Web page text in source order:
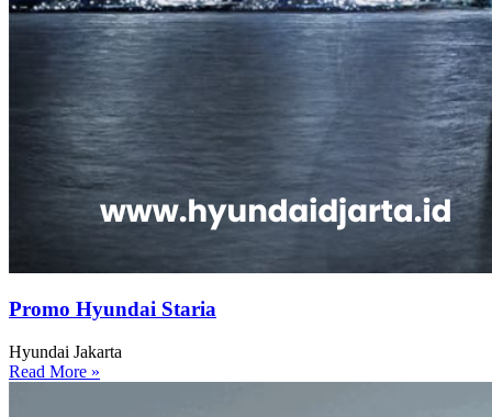
Promo Hyundai Staria
Hyundai Jakarta
Read More »